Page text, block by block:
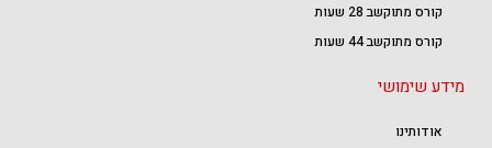
קורס מתוקשב 28 שעות
קורס מתוקשב 44 שעות
מידע שימושי
אודותינו